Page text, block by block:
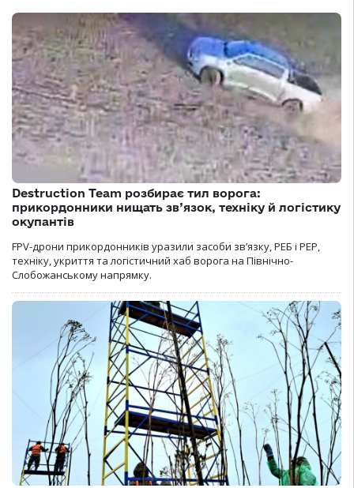
Destruction Team розбирає тил ворога:
прикордонники нищать зв’язок, техніку й логістику
окупантів
FPV-дрони прикордонників уразили засоби зв’язку, РЕБ і РЕР,
техніку, укриття та логістичний хаб ворога на Північно-
Слобожанському напрямку.